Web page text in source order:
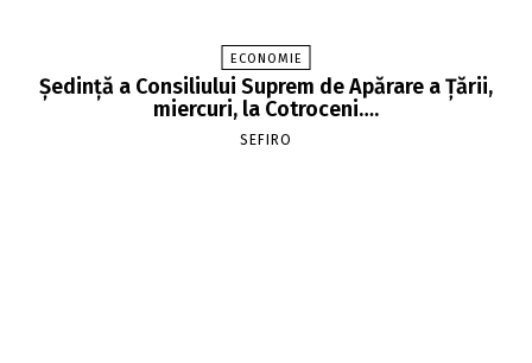
ECONOMIE
Şedinţă a Consiliului Suprem de Apărare a Ţării,
miercuri, la Cotroceni….
SEFIRO